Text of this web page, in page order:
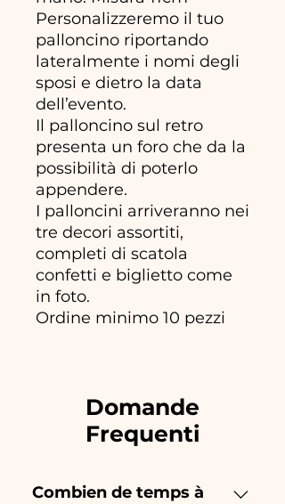
Personalizzeremo il tuo
palloncino riportando
lateralmente i nomi degli
sposi e dietro la data
dell’evento.
Il palloncino sul retro
presenta un foro che da la
possibilità di poterlo
appendere.
I palloncini arriveranno nei
tre decori assortiti,
completi di scatola
confetti e biglietto come
in foto.
Ordine minimo 10 pezzi
Domande
Frequenti
Combien de temps à